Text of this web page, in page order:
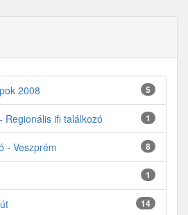
5
2008
1
Regionális ifi találkozó
8
- Veszprém
1
14